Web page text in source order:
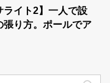
ライト2】一人で設
張り方。ポールでア